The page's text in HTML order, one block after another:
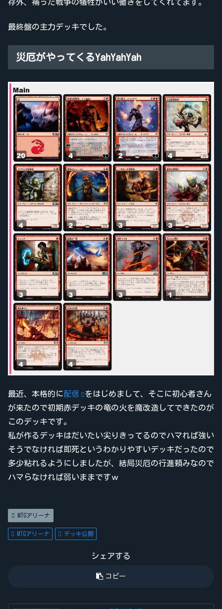
存外、補った戦争の犠牲がいい働きをしてくれてます。
最終盤の主力デッキでした。
災厄がやってくるYahYahYah
最近、本格的に配信
をはじめまして、そこに初心者さん
が来たので初期赤デッキの竜の火を魔改造してできたのが
このデッキです。
私が作るデッキはだいたい尖りきってるのでハマれば強い
そうでなければ即死というわかりやすいデッキだったので
多少粘れるようにしましたが、結局災厄の行進頼みなので
ハマらなければ弱いままですｗ
MTGアリーナ
MTGアリーナ デッキ公開
シェアする
コピー